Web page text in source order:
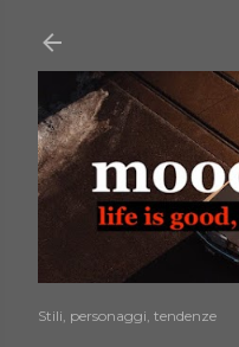
Stili, personaggi, tendenze